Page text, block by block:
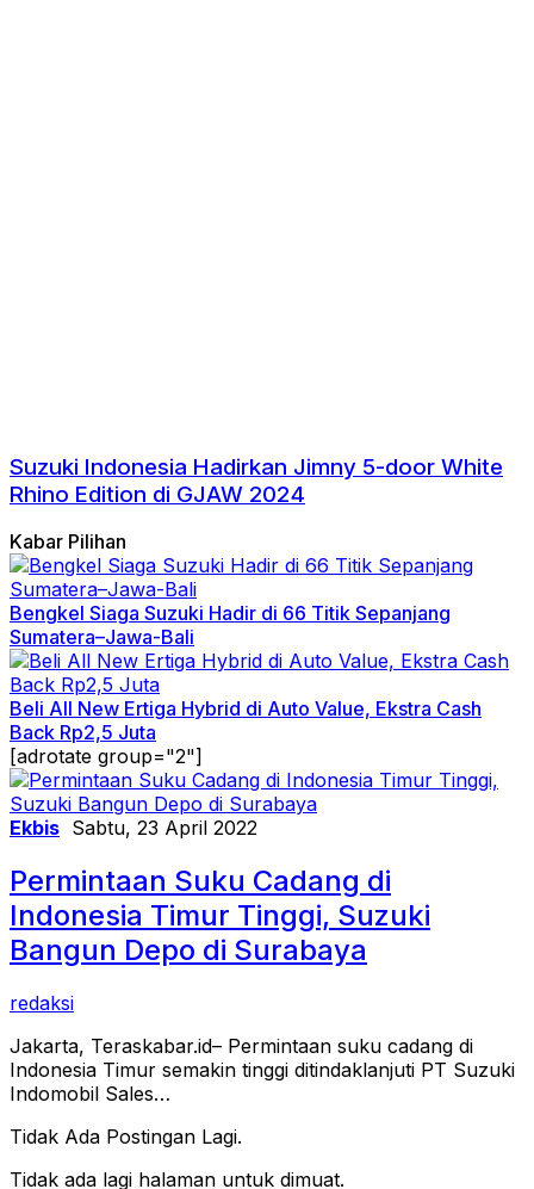
Suzuki Indonesia Hadirkan Jimny 5-door White
Rhino Edition di GJAW 2024
Kabar Pilihan
Bengkel Siaga Suzuki Hadir di 66 Titik Sepanjang
Sumatera–Jawa-Bali
Beli All New Ertiga Hybrid di Auto Value, Ekstra Cash
Back Rp2,5 Juta
[adrotate group="2"]
Ekbis Sabtu, 23 April 2022
Permintaan Suku Cadang di
Indonesia Timur Tinggi, Suzuki
Bangun Depo di Surabaya
redaksi
Jakarta, Teraskabar.id– Permintaan suku cadang di
Indonesia Timur semakin tinggi ditindaklanjuti PT Suzuki
Indomobil Sales…
Tidak Ada Postingan Lagi.
Tidak ada lagi halaman untuk dimuat.